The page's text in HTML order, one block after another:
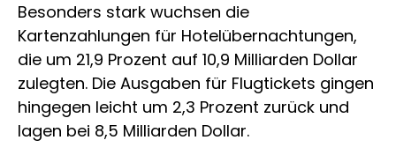
Besonders stark wuchsen die
Kartenzahlungen für Hotelübernachtungen,
die um 21,9 Prozent auf 10,9 Milliarden Dollar
zulegten. Die Ausgaben für Flugtickets gingen
hingegen leicht um 2,3 Prozent zurück und
lagen bei 8,5 Milliarden Dollar.